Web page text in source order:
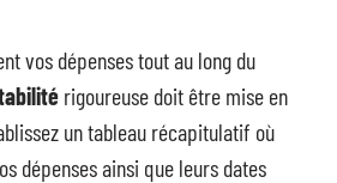
vos dépenses tout au long du
rigoureuse doit être mise en
un tableau récapitulatif où
dépenses ainsi que leurs dates